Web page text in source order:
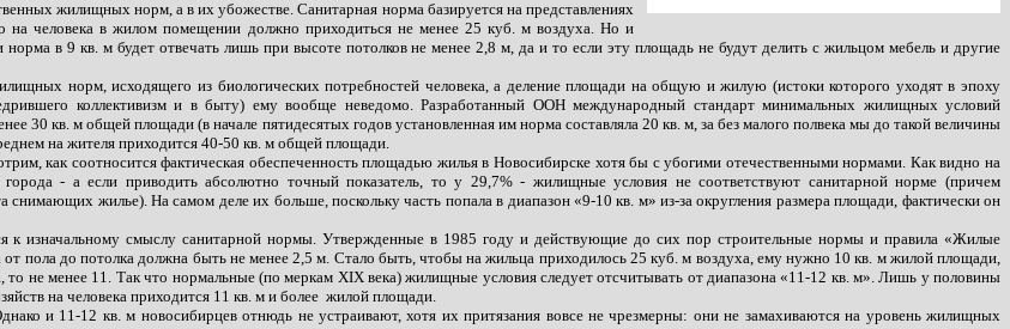
жилищных норм, а в их убожестве. Санитарная норма базируется на представлениях
на человека в жилом помещении должно приходиться не менее 25 куб. м воздуха. Но и
норма в 9 кв. м будет отвечать лишь при высоте потолков не менее 2,8 м, да и то если эту площадь не будут делить с жильцом мебель и другие
норм, исходящего из биологических потребностей человека, а деление площади на общую и жилую (истоки которого уходят в эпоху
коллективизм и в быту) ему вообще неведомо. Разработанный ООН международный стандарт минимальных жилищных условий
30 кв. м общей площади (в начале пятидесятых годов установленная им норма составляла 20 кв. м, за без малого полвека мы до такой величины
на жителя приходится 40-50 кв. м общей площади.
как соотносится фактическая обеспеченность площадью жилья в Новосибирске хотя бы с убогими отечественными нормами. Как видно на
города- а если приводить абсолютно точный показатель, то у 29,7%- жилищные условия не соответствуют санитарной норме (причем
жилье). На самом деле их больше, поскольку часть попала в диапазон «9-10 кв. м» из-за округления размера площади, фактически он
к изначальному смыслу санитарной нормы. Утвержденные в 1985 году и действующие до сих пор строительные нормы и правила «Жилые
пола до потолка должна быть не менее 2,5 м. Стало быть, чтобы на жильца приходилось 25 куб. м воздуха, ему нужно 10 кв. м жилой площади,
то не менее 11. Так что нормальные (по меркам XIX века) жилищные условия следует отсчитывать от диапазона «11-12 кв. м». Лишь у половины
на человека приходится 11 кв. м и более жилой площади.
и 11-12 кв. м новосибирцев отнюдь не устраивают, хотя их притязания вовсе не чрезмерны: они не замахиваются на уровень жилищных